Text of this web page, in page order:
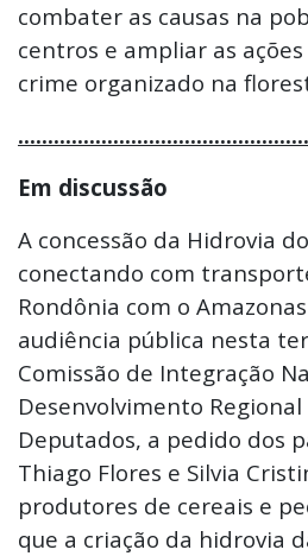
combater as causas na
centros e ampliar as
crime organizado na
Em discussão
A concessão da Hidrovia
conectando com
Rondônia com o
audiência pública nesta
Comissão de Integração
Desenvolvimento
Deputados, a pedido dos
Thiago Flores e Silvia
produtores de cereais e
que a criação da hidrovia